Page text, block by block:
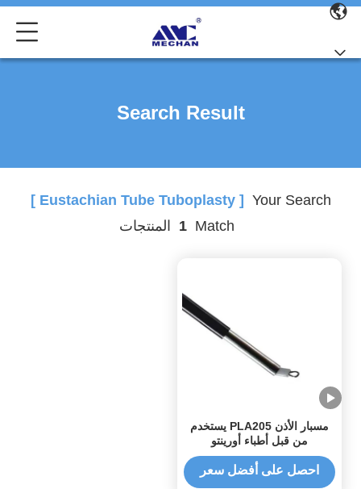
Search Result
Your Search
[ Eustachian Tube Tuboplasty ]
1 المنتجات
مسبار الأذن PLA205 يستخدم
من قبل أطباء أورينتو
احصل على أفضل سعر